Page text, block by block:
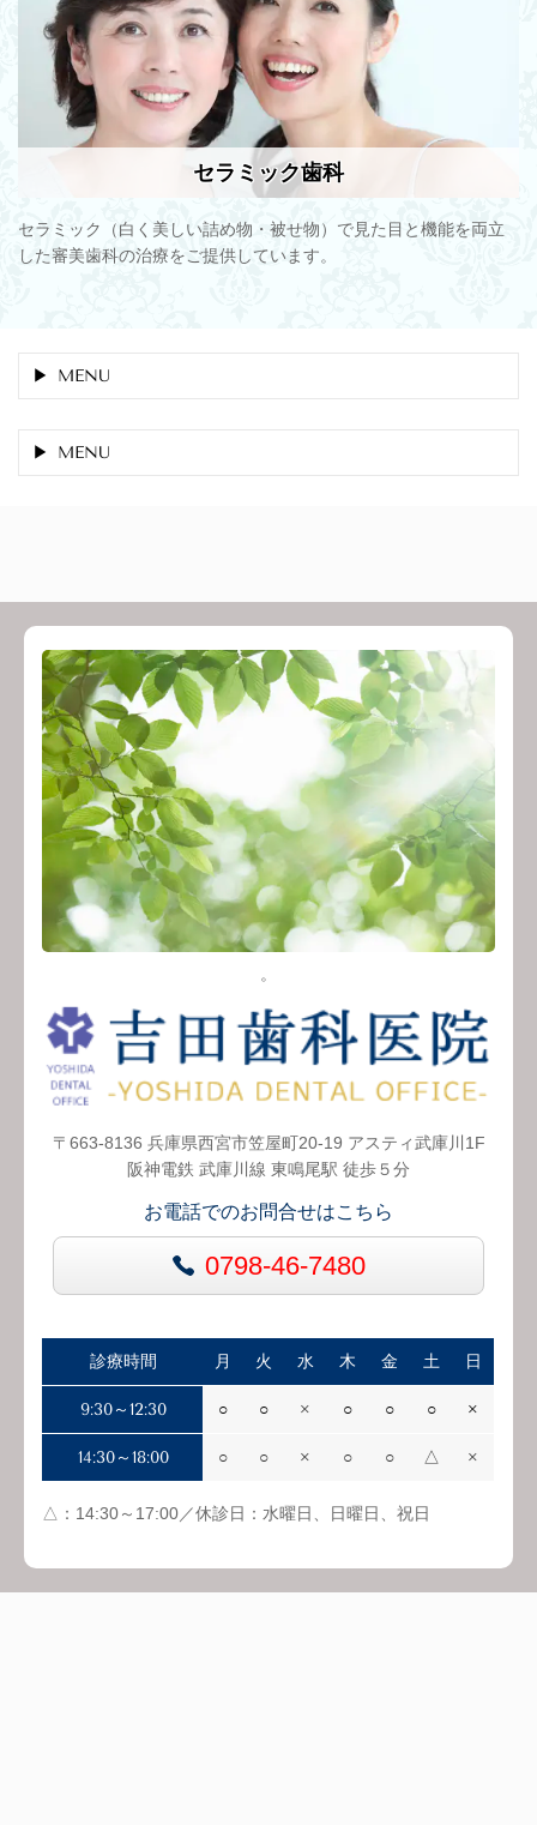
セラミック歯科
セラミック（白く美しい詰め物・被せ物）で見た目と機能を両立
した審美歯科の治療をご提供しています。
MENU
MENU
。
〒663-8136 兵庫県西宮市笠屋町20-19 アスティ武庫川1F
阪神電鉄 武庫川線 東鳴尾駅 徒歩５分
お電話でのお問合せはこちら
0798-46-7480
診療時間 月 火 水 木 金 土 日
9:30～12:30 ○ ○ × ○ ○ ○ ×
14:30～18:00 ○ ○ × ○ ○ △ ×
△：14:30～17:00／休診日：水曜日、日曜日、祝日